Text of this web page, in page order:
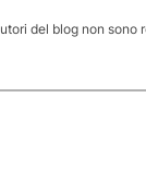
del blog non sono